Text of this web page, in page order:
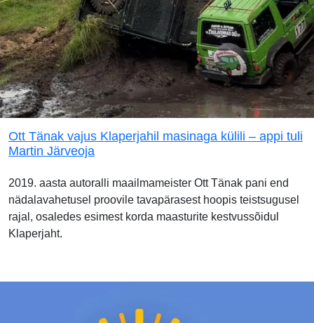
Ott Tänak vajus Klaperjahil masinaga külili – appi tuli
Martin Järveoja
2019. aasta autoralli maailmameister Ott Tänak pani end
nädalavahetusel proovile tavapärasest hoopis teistsugusel
rajal, osaledes esimest korda maasturite kestvussõidul
Klaperjaht.